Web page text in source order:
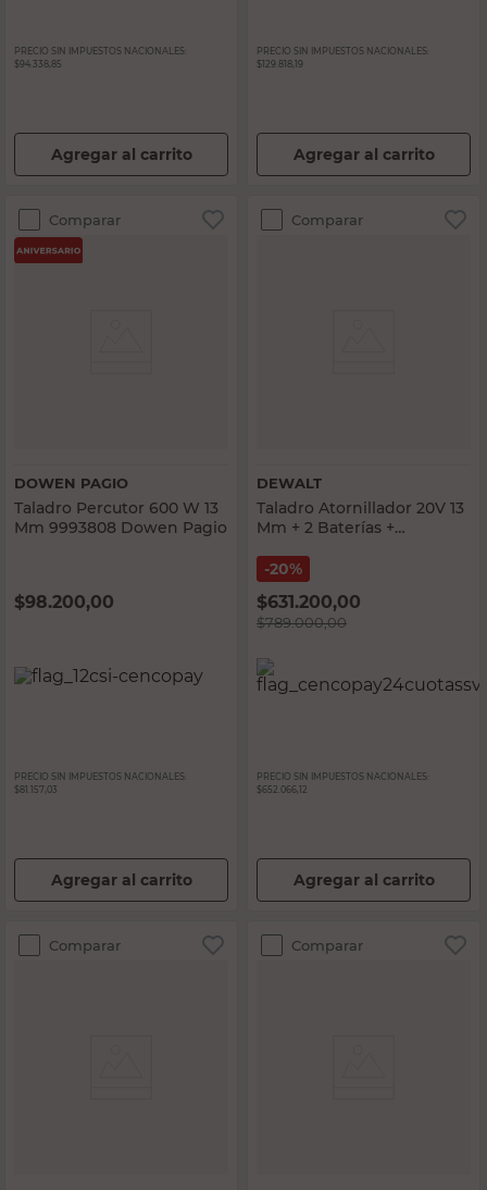
PRECIO SIN IMPUESTOS NACIONALES:
$94.338,85
Agregar al carrito
PRECIO SIN IMPUESTOS NACIONALES:
$129.818,19
Agregar al carrito
Comparar
DOWEN PAGIO
Taladro Percutor 600 W 13
Mm 9993808 Dowen Pagio
$98.200,00
PRECIO SIN IMPUESTOS NACIONALES:
$81.157,03
Agregar al carrito
Comparar
DEWALT
Taladro Atornillador 20V 13
Mm + 2 Baterías +
20%
$631.200,00
$789.000,00
PRECIO SIN IMPUESTOS NACIONALES:
$652.066,12
Agregar al carrito
Comparar Comparar